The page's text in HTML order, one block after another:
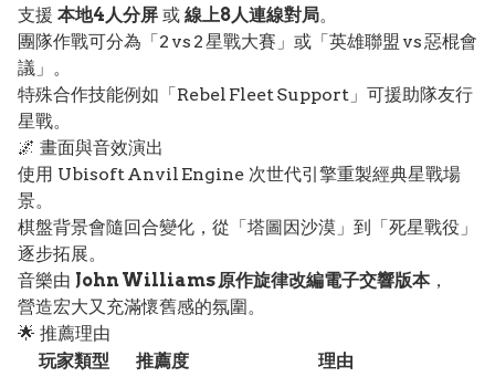
支援 本地4人分屏 或 線上8人連線對局。
團隊作戰可分為「2 vs 2 星戰大賽」或「英雄聯盟 vs 惡棍會
議」。
特殊合作技能例如「Rebel Fleet Support」可援助隊友行
星戰。
🌌 畫面與音效演出
使用 Ubisoft Anvil Engine 次世代引擎重製經典星戰場
景。
棋盤背景會隨回合變化，從「塔圖因沙漠」到「死星戰役」
逐步拓展。
音樂由 John Williams 原作旋律改編電子交響版本，
營造宏大又充滿懷舊感的氛圍。
🌟 推薦理由
玩家類型
推薦度
理由